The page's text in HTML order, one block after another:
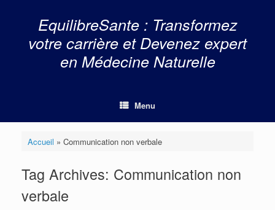
EquilibreSante : Transformez
votre carrière et Devenez expert
en Médecine Naturelle
Menu
Accueil » Communication non verbale
Tag Archives: Communication non
verbale